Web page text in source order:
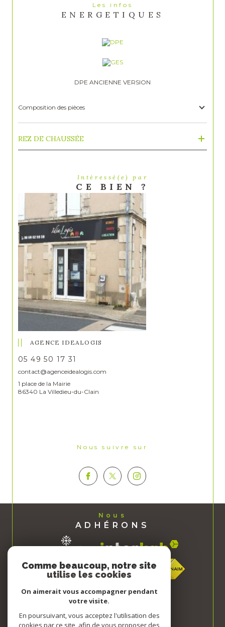
Les infos
ENERGETIQUES
DPE ANCIENNE VERSION
Composition des pièces
REZ DE CHAUSSÉE
Intéressé(e) par
CE BIEN ?
AGENCE IDEALOGIS
05 49 50 17 31
contact@agenceidealogis.com
1 place de la Mairie
86340 La Villedieu-du-Clain
Nous suivre sur
Nous
ADHÉRONS
Comme beaucoup, notre site
utilise les cookies
On aimerait vous accompagner pendant
votre visite.
En poursuivant, vous acceptez l'utilisation des
cookies par ce site, afin de vous proposer des